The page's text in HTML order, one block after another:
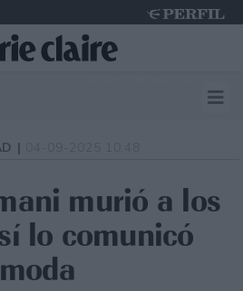
|
murió a los
lo comunicó